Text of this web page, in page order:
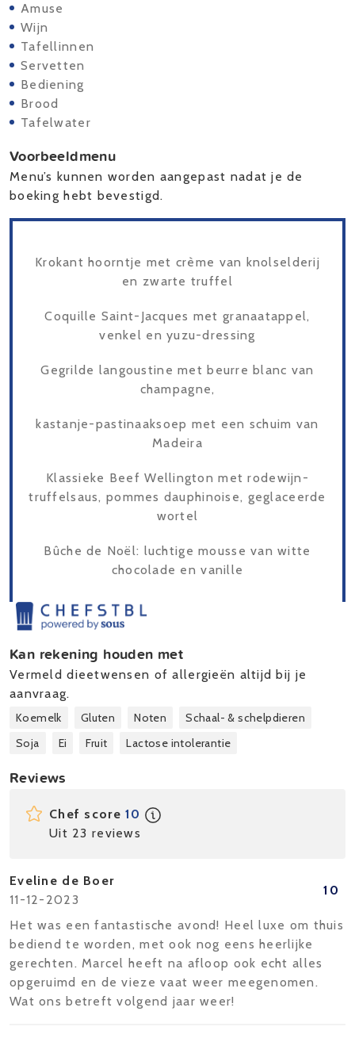
Amuse
Wijn
Tafellinnen
Servetten
Bediening
Brood
Tafelwater
Voorbeeldmenu
Menu’s kunnen worden aangepast nadat je de
boeking hebt bevestigd.
Krokant hoorntje met crème van knolselderij
en zwarte truffel
Coquille Saint-Jacques met granaatappel,
venkel en yuzu-dressing
Gegrilde langoustine met beurre blanc van
champagne,
kastanje-pastinaaksoep met een schuim van
Madeira
Klassieke Beef Wellington met rodewijn-
truffelsaus, pommes dauphinoise, geglaceerde
wortel
Bûche de Noël: luchtige mousse van witte
chocolade en vanille
Kan rekening houden met
Vermeld dieetwensen of allergieën altijd bij je
aanvraag.
Koemelk Gluten Noten
Schaal- & schelpdieren
Soja
Ei Fruit Lactose intolerantie
Reviews
Chef score10
Uit 23 reviews
Eveline de Boer
11-12-2023
10
Het was een fantastische avond! Heel luxe om thuis
bediend te worden, met ook nog eens heerlijke
gerechten. Marcel heeft na afloop ook echt alles
opgeruimd en de vieze vaat weer meegenomen.
Wat ons betreft volgend jaar weer!